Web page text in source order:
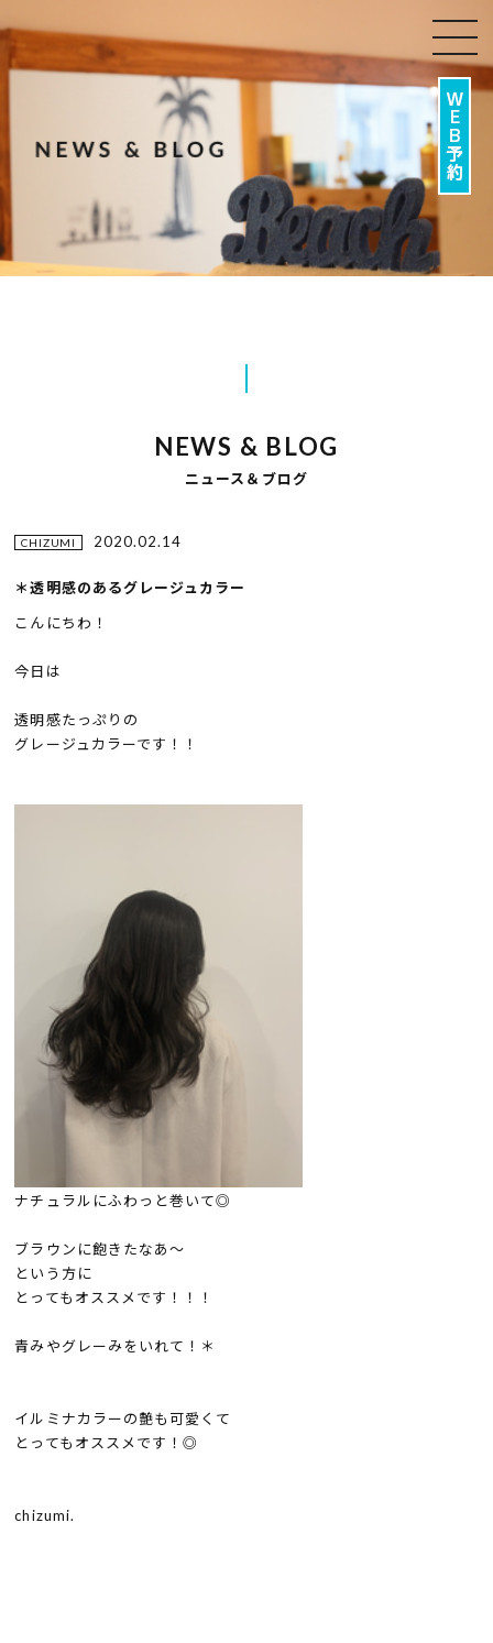
NEWS & BLOG
ニュース＆ブログ
CHIZUMI 2020.02.14
＊透明感のあるグレージュカラー
こんにちわ！
今日は
透明感たっぷりの
グレージュカラーです！！
ナチュラルにふわっと巻いて◎
ブラウンに飽きたなあ～
という方に
とってもオススメです！！！
青みやグレーみをいれて！＊
イルミナカラーの艶も可愛くて
とってもオススメです！◎
chizumi.